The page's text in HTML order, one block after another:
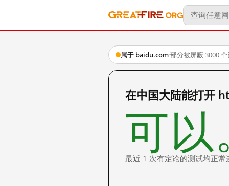
属于 baidu.com·部分被屏蔽·3000
在中国大陆能打开
可以
最近 1 次有定论的测试均正常